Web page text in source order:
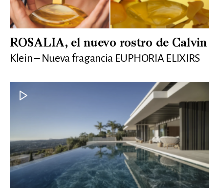
ROSALIA, el nuevo rostro de Calvin
Klein – Nueva fragancia EUPHORIA ELIXIRS